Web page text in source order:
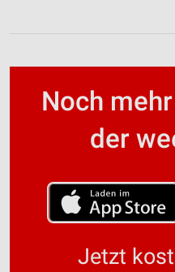
Noch
der
Jetzt